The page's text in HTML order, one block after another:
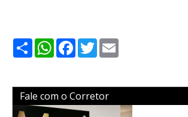
ShareWhatsApp
Facebook
Twitter
Fale com o Corretor